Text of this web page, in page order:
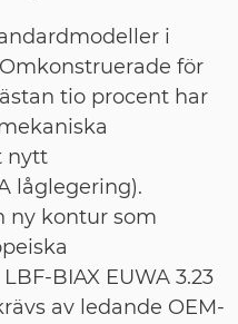
i
Omkonstruerade för
tio procent har
nytt
låglegering).
ny kontur som
BIAX EUWA 3.23
av ledande OEM-